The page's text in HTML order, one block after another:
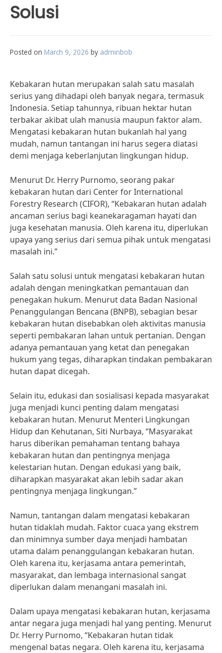
Solusi
Posted on March 9, 2026 by adminbob
Kebakaran hutan merupakan salah satu masalah
serius yang dihadapi oleh banyak negara, termasuk
Indonesia. Setiap tahunnya, ribuan hektar hutan
terbakar akibat ulah manusia maupun faktor alam.
Mengatasi kebakaran hutan bukanlah hal yang
mudah, namun tantangan ini harus segera diatasi
demi menjaga keberlanjutan lingkungan hidup.
Menurut Dr. Herry Purnomo, seorang pakar
kebakaran hutan dari Center for International
Forestry Research (CIFOR), “Kebakaran hutan adalah
ancaman serius bagi keanekaragaman hayati dan
juga kesehatan manusia. Oleh karena itu, diperlukan
upaya yang serius dari semua pihak untuk mengatasi
masalah ini.”
Salah satu solusi untuk mengatasi kebakaran hutan
adalah dengan meningkatkan pemantauan dan
penegakan hukum. Menurut data Badan Nasional
Penanggulangan Bencana (BNPB), sebagian besar
kebakaran hutan disebabkan oleh aktivitas manusia
seperti pembakaran lahan untuk pertanian. Dengan
adanya pemantauan yang ketat dan penegakan
hukum yang tegas, diharapkan tindakan pembakaran
hutan dapat dicegah.
Selain itu, edukasi dan sosialisasi kepada masyarakat
juga menjadi kunci penting dalam mengatasi
kebakaran hutan. Menurut Menteri Lingkungan
Hidup dan Kehutanan, Siti Nurbaya, “Masyarakat
harus diberikan pemahaman tentang bahaya
kebakaran hutan dan pentingnya menjaga
kelestarian hutan. Dengan edukasi yang baik,
diharapkan masyarakat akan lebih sadar akan
pentingnya menjaga lingkungan.”
Namun, tantangan dalam mengatasi kebakaran
hutan tidaklah mudah. Faktor cuaca yang ekstrem
dan minimnya sumber daya menjadi hambatan
utama dalam penanggulangan kebakaran hutan.
Oleh karena itu, kerjasama antara pemerintah,
masyarakat, dan lembaga internasional sangat
diperlukan dalam menangani masalah ini.
Dalam upaya mengatasi kebakaran hutan, kerjasama
antar negara juga menjadi hal yang penting. Menurut
Dr. Herry Purnomo, “Kebakaran hutan tidak
mengenal batas negara. Oleh karena itu, kerjasama